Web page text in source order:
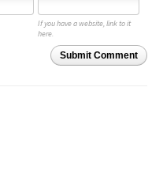
If you have a website, link to it
here.
Submit Comment